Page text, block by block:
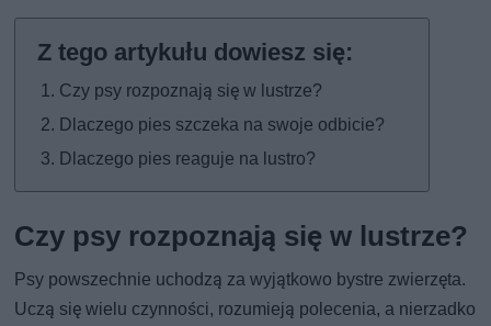
Czy psy rozpoznają się w lustrze?
Dlaczego pies szczeka na swoje odbicie?
Dlaczego pies reaguje na lustro?
Czy psy rozpoznają się w lustrze?
Psy powszechnie uchodzą za wyjątkowo bystre zwierzęta.
Uczą się wielu czynności, rozumieją polecenia, a nierzadko